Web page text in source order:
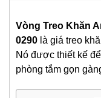
Vòng Treo Khăn
0290 là giá treo
Nó được thiết kế
phòng tắm gọn